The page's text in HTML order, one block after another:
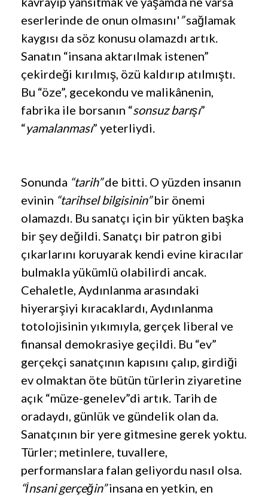
eserlerinde de onun olmasını'”sağlamak
kaygısı da söz konusu olamazdı artık.
Sanatın “insana aktarılmak istenen”
çekirdeği kırılmış, özü kaldırıp atılmıştı.
Bu “öze”, gecekondu ve malikânenin,
fabrika ile borsanın “sonsuz barışı”
“yamalanması” yeterliydi.
Sonunda “tarih”de bitti. O yüzden insanın
evinin “tarihsel bilgisinin”bir önemi
olamazdı. Bu sanatçı için bir yükten başka
bir şey değildi. Sanatçı bir patron gibi
çıkarlarını koruyarak kendi evine kiracılar
bulmakla yükümlü olabilirdi ancak.
Cehaletle, Aydınlanma arasındaki
hiyerarşiyi kıracaklardı, Aydınlanma
totolojisinin yıkımıyla, gerçek liberal ve
finansal demokrasiye geçildi. Bu “ev”
gerçekçi sanatçının kapısını çalıp, girdiği
ev olmaktan öte bütün türlerin ziyaretine
açık “müze-genelev”di artık. Tarih de
oradaydı, günlük ve gündelik olan da.
Sanatçının bir yere gitmesine gerek yoktu.
Türler; metinlere, tuvallere,
performanslara falan geliyordu nasıl olsa.
“İnsani gerçeğin”insana en yetkin, en